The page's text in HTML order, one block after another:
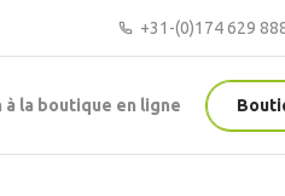
+31-(0)174 629
à la boutique en ligne